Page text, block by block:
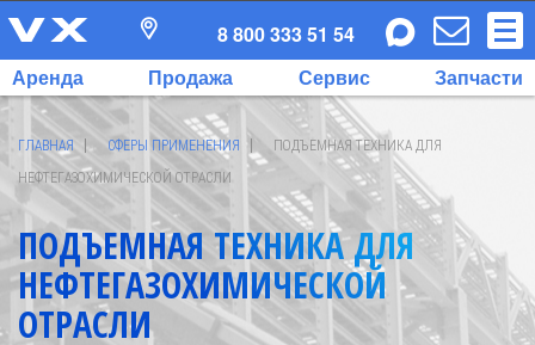
Аренда Продажа Сервис Запчасти
8 800 333 51 54
ГЛАВНАЯ СФЕРЫ ПРИМЕНЕНИЯ
ПОДЪЕМНАЯ ТЕХНИКА ДЛЯ
НЕФТЕГАЗОХИМИЧЕСКОЙ ОТРАСЛИ
ПОДЪЕМНАЯ ТЕХНИКА ДЛЯ
НЕФТЕГАЗОХИМИЧЕСКОЙ
ОТРАСЛИ